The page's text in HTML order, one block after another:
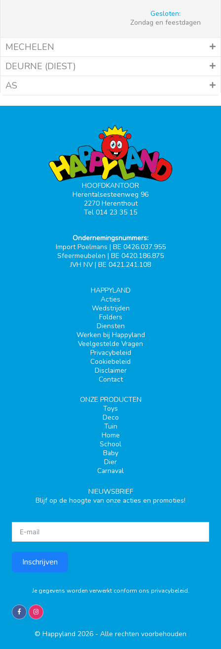
Gesloten:
Zondag en feestdagen
MECHELEN
DEURNE (DIEST)
AS
HOOFDKANTOOR
Herentalsesteenweg 96
2270 Herenthout
Tel 014 23 35 15
Ondernemingsnummers:
Import Poelmans | BE 0426.037.955
Sfeermeubelen | BE 0420.186.875
JVH NV | BE 0421.241.108
HAPPYLAND
Acties
Wedstrijden
Folders
Diensten
Werken bij Happyland
Veelgestelde Vragen
Privacybeleid
Cookiebeleid
Disclaimer
Contact
ONZE PRODUCTEN
Toys
Deco
Tuin
Home
School
Baby
Dier
Carnaval
NIEUWSBRIEF
Blijf op de hoogte van onze acties en promoties!
Inschrijven
Je gegevens worden verwerkt conform ons privacybeleid.
© Happyland 2026 - Alle rechten voorbehouden